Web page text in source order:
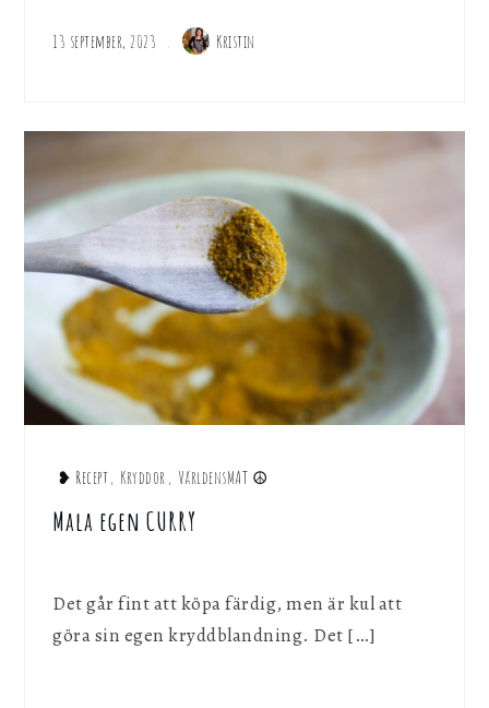
13 september, 2023 Kristin
❥ Recept, Kryddor , VärldensMAT ☮︎
Mala egen CURRY
Det går fint att köpa färdig, men är kul att
göra sin egen kryddblandning. Det […]